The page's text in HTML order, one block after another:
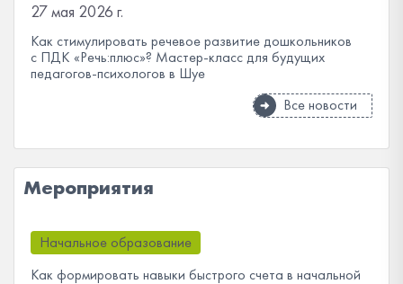
27 мая 2026 г.
Как стимулировать речевое развитие дошкольников
с ПДК «Речь:плюс»? Мастер-класс для будущих
педагогов-психологов в Шуе
Все новости
Мероприятия
Начальное образование
Как формировать навыки быстрого счета в начальной